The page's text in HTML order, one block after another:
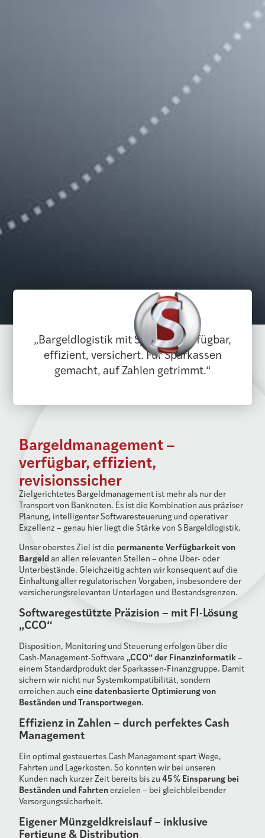
„Bargeldlogistik mit System – verfügbar,
effizient, versichert. Für Sparkassen
gemacht, auf Zahlen getrimmt.“
Bargeldmanagement –
verfügbar, effizient,
revisionssicher
Zielgerichtetes Bargeldmanagement ist mehr als nur der
Transport von Banknoten. Es ist die Kombination aus präziser
Planung, intelligenter Softwaresteuerung und operativer
Exzellenz – genau hier liegt die Stärke von S Bargeldlogistik.
Unser oberstes Ziel ist die permanente Verfügbarkeit von
Bargeldan allen relevanten Stellen – ohne Über- oder
Unterbestände. Gleichzeitig achten wir konsequent auf die
Einhaltung aller regulatorischen Vorgaben, insbesondere der
versicherungsrelevanten Unterlagen und Bestandsgrenzen.
Softwaregestützte Präzision – mit FI-Lösung
„CCO“
Disposition, Monitoring und Steuerung erfolgen über die
Cash-Management-Software „CCO“ der Finanzinformatik–
einem Standardprodukt der Sparkassen-Finanzgruppe. Damit
sichern wir nicht nur Systemkompatibilität, sondern
erreichen aucheine datenbasierte Optimierung von
Beständen und Transportwegen.
Effizienz in Zahlen – durch perfektes Cash
Management
Ein optimal gesteuertes Cash Management spart Wege,
Fahrten und Lagerkosten. So konnten wir bei unseren
Kunden nach kurzer Zeit bereits bis zu45% Einsparung bei
Beständen und Fahrtenerzielen – bei gleichbleibender
Versorgungssicherheit.
Eigener Münzgeldkreislauf – inklusive
Fertigung & Distribution